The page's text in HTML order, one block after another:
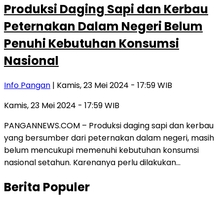
Produksi Daging Sapi dan Kerbau
Peternakan Dalam Negeri Belum
Penuhi Kebutuhan Konsumsi
Nasional
Info Pangan | Kamis, 23 Mei 2024 - 17:59 WIB
Kamis, 23 Mei 2024 - 17:59 WIB
PANGANNEWS.COM – Produksi daging sapi dan kerbau
yang bersumber dari peternakan dalam negeri, masih
belum mencukupi memenuhi kebutuhan konsumsi
nasional setahun. Karenanya perlu dilakukan…
Berita Populer